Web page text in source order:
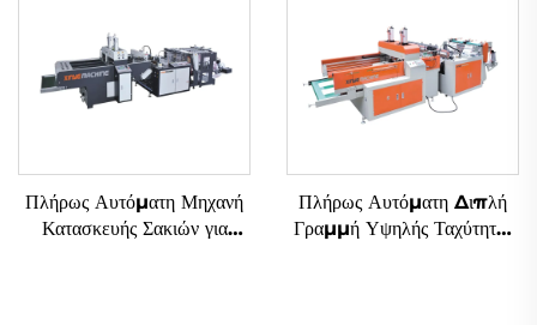
Πλήρως Αυτόματη Μηχανή
Κατασκευής Σακιών για
Πλήρως Αυτόματη Διπλή
Γραμμή Υψηλής Ταχύτητας